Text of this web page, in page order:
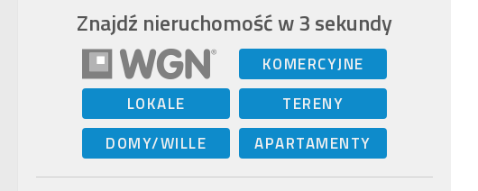
Znajdź nieruchomość w 3 sekundy
KOMERCYJNE
LOKALE
TERENY
DOMY/WILLE
APARTAMENTY